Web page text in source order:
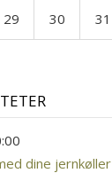
29 30 31
dine jernkøller